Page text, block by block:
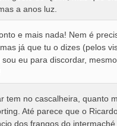
a anos luz.
e mais nada! Nem é
já que tu o dizes (pelos
eu para discordar,
tem no cascalheira, quanto
Até parece que o
dos frangos do